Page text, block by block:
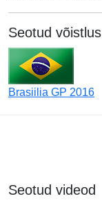
Seotud võistlus
Brasiilia GP 2016
Seotud videod